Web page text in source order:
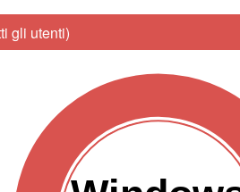
gli utenti)